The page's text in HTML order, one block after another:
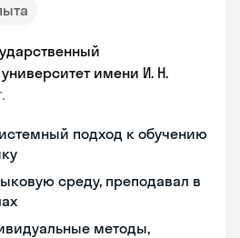
имени И. Н.
подход к обучению
среду, преподавал в
методы,